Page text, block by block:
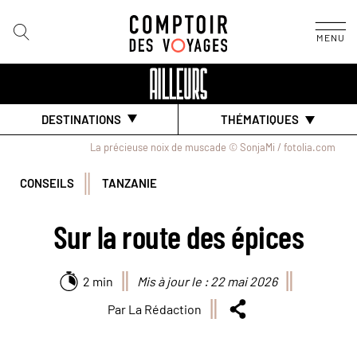
MENU
DESTINATIONS THÉMATIQUES
La précieuse noix de muscade © SonjaMi / fotolia.com
CONSEILS TANZANIE
Sur la route des épices
2 min
Mis à jour le : 22 mai 2026
Par La Rédaction